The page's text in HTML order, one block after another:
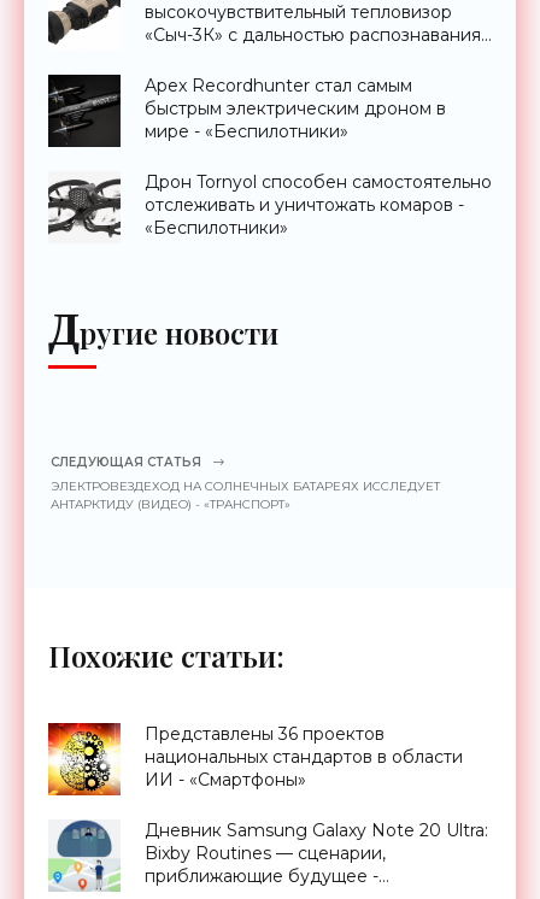
высокочувствительный тепловизор
«Сыч-3К» с дальностью распознавания
Apex Recordhunter стал самым
быстрым электрическим дроном в
мире - «Беспилотники»
Дрон Tornyol способен самостоятельно
отслеживать и уничтожать комаров -
«Беспилотники»
Другие новости
СЛЕДУЮЩАЯ СТАТЬЯ
ЭЛЕКТРОВЕЗДЕХОД НА СОЛНЕЧНЫХ БАТАРЕЯХ ИССЛЕДУЕТ
АНТАРКТИДУ (ВИДЕО) - «ТРАНСПОРТ»
Похожие статьи:
Представлены 36 проектов
национальных стандартов в области
ИИ - «Смартфоны»
Дневник Samsung Galaxy Note 20 Ultra:
Bixby Routines — сценарии,
приближающие будущее -